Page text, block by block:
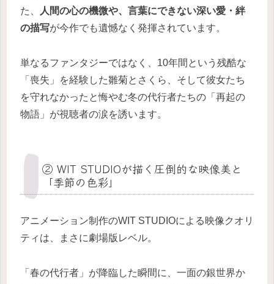
た、
人間の心の機微や、言葉にできない深い愛・絆
の描写が今作でも遺憾なく発揮されています。
単なるファンタジーではなく、10年間という残酷な
「喪失」を経験した雛菊とさくら、そして彼女たち
を守れなかったと悔やむ冬の代行者たちの「再起の
物語」が視聴者の涙を誘います。
② WIT STUDIOが描く圧倒的な映像美と
「季節の色彩」
アニメーション制作のWIT STUDIOによる映像クオリ
ティは、まさに劇場版レベル。
「春の代行者」が降臨した瞬間に、一面の銀世界か